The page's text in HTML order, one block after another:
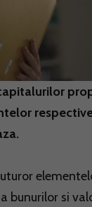
bunurilor si